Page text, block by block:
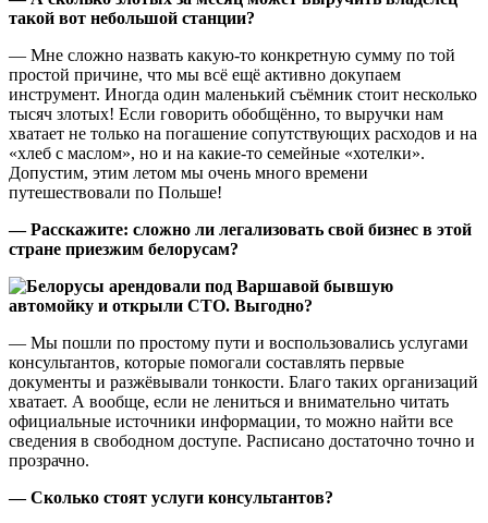
такой вот небольшой станции?
— Мне сложно назвать какую-то конкретную сумму по той
простой причине, что мы всё ещё активно докупаем
инструмент. Иногда один маленький съёмник стоит несколько
тысяч злотых! Если говорить обобщённо, то выручки нам
хватает не только на погашение сопутствующих расходов и на
«хлеб с маслом», но и на какие-то семейные «хотелки».
Допустим, этим летом мы очень много времени
путешествовали по Польше!
— Расскажите: сложно ли легализовать свой бизнес в этой
стране приезжим белорусам?
— Мы пошли по простому пути и воспользовались услугами
консультантов, которые помогали составлять первые
документы и разжёвывали тонкости. Благо таких организаций
хватает. А вообще, если не лениться и внимательно читать
официальные источники информации, то можно найти все
сведения в свободном доступе. Расписано достаточно точно и
прозрачно.
— Сколько стоят услуги консультантов?